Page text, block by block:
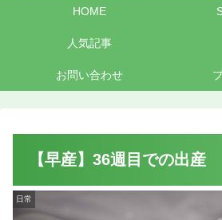
HOME
人気記事
お問い合わせ
【早産】36週目での出産
日常